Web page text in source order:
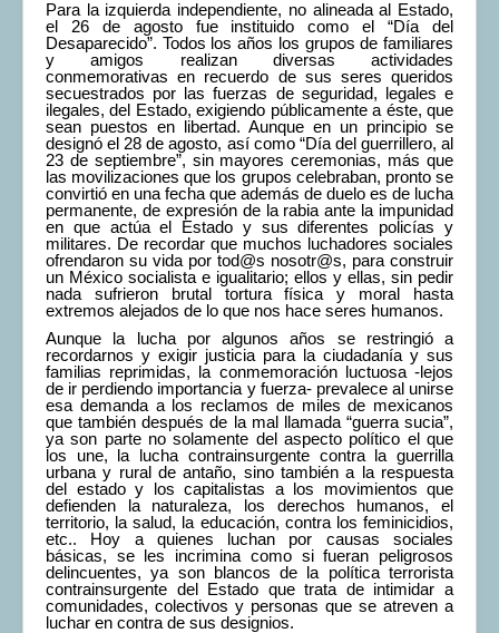
Para la izquierda independiente, no alineada al Estado,
el 26 de agosto fue instituido como el “Día del
Desaparecido”. Todos los años los grupos de familiares
y amigos realizan diversas actividades
conmemorativas en recuerdo de sus seres queridos
secuestrados por las fuerzas de seguridad, legales e
ilegales, del Estado, exigiendo públicamente a éste, que
sean puestos en libertad. Aunque en un principio se
designó el 28 de agosto, así como “Día del guerrillero, al
23 de septiembre”, sin mayores ceremonias, más que
las movilizaciones que los grupos celebraban, pronto se
convirtió en una fecha que además de duelo es de lucha
permanente, de expresión de la rabia ante la impunidad
en que actúa el Estado y sus diferentes policías y
militares. De recordar que muchos luchadores sociales
ofrendaron su vida por tod@s nosotr@s, para construir
un México socialista e igualitario; ellos y ellas, sin pedir
nada sufrieron brutal tortura física y moral hasta
extremos alejados de lo que nos hace seres humanos.
Aunque la lucha por algunos años se restringió a
recordarnos y exigir justicia para la ciudadanía y sus
familias reprimidas, la conmemoración luctuosa -lejos
de ir perdiendo importancia y fuerza- prevalece al unirse
esa demanda a los reclamos de miles de mexicanos
que también después de la mal llamada “guerra sucia”,
ya son parte no solamente del aspecto político el que
los une, la lucha contrainsurgente contra la guerrilla
urbana y rural de antaño, sino también a la respuesta
del estado y los capitalistas a los movimientos que
defienden la naturaleza, los derechos humanos, el
territorio, la salud, la educación, contra los feminicidios,
etc.. Hoy a quienes luchan por causas sociales
básicas, se les incrimina como si fueran peligrosos
delincuentes, ya son blancos de la política terrorista
contrainsurgente del Estado que trata de intimidar a
comunidades, colectivos y personas que se atreven a
luchar en contra de sus designios.